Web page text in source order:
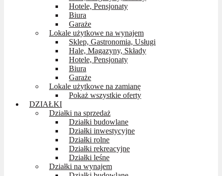
Hotele, Pensjonaty
Biura
Garaże
Lokale użytkowe na wynajem
Sklep, Gastronomia, Usługi
Hale, Magazyny, Składy
Hotele, Pensjonaty
Biura
Garaże
Lokale użytkowe na zamianę
Pokaż wszystkie oferty
DZIAŁKI
Działki na sprzedaż
Działki budowlane
Działki inwestycyjne
Działki rolne
Działki rekreacyjne
Działki leśne
Działki na wynajem